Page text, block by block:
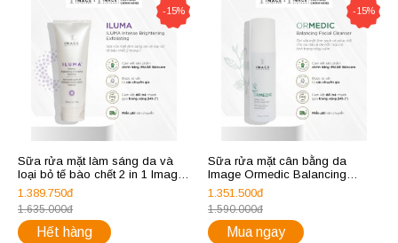
-15%
Sữa rửa mặt làm sáng da và
loại bỏ tế bào chết 2 in 1 Image
Iluma Intense Brightening
Exfoliating Cleanser 113g
1.389.750đ
1.635.000đ
Hết hàng
-15%
Sữa rửa mặt cân bằng da
Image Ormedic Balancing
Facial Cleanser 177ml
1.351.500đ
1.590.000đ
Mua ngay